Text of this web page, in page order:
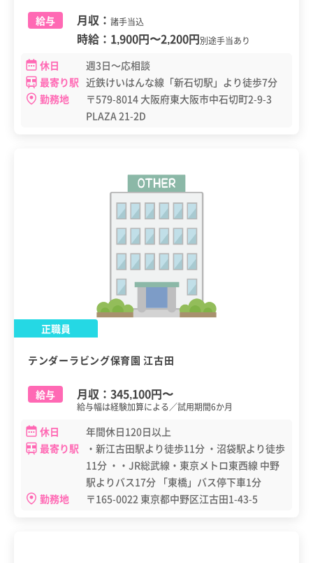
給与
月収： 諸手当込
時給： 1,900円〜2,200円別途手当あり
休日
週3日～応相談
最寄り駅 近鉄けいはんな線「新石切駅」より徒歩7分
勤務地
〒579-8014 大阪府東大阪市中石切町2-9-3
PLAZA 21-2D
正職員
テンダーラビング保育園 江古田
給与 月収： 345,100円〜
給与幅は経験加算による／試用期間6か月
休日
年間休日120日以上
最寄り駅
・新江古田駅より徒歩11分 ・沼袋駅より徒歩
11分 ・・JR総武線・東京メトロ東西線 中野
駅よりバス17分 「東橋」バス停下車1分
勤務地
〒165-0022 東京都中野区江古田1-43-5